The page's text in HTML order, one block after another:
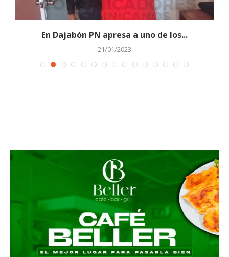
En Dajabón PN apresa a uno de los...
21/01/2023